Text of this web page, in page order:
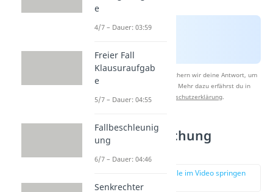
Nach Beantwortung speichern wir deine Antwort, um
Studyflix zu verbessern. Mehr dazu erfährst du in
unserer
Datenschutzerklärung.
Raketengleichung
Herleitung
zur Stelle im Video springen
e
4/7 – Dauer: 03:59
Freier Fall
Klausuraufgab
e
5/7 – Dauer: 04:55
Fallbeschleunig
ung
6/7 – Dauer: 04:46
Senkrechter